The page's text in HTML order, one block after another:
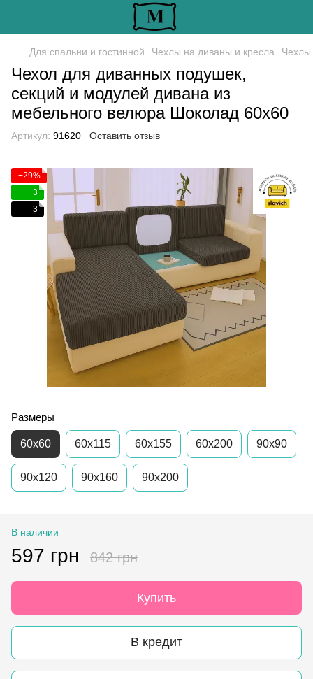
Для спальни и гостинной Чехлы на диваны и кресла Чехлы
Чехол для диванных подушек,
секций и модулей дивана из
мебельного велюра Шоколад 60х60
Артикул: 91620 Оставить отзыв
−29%
3
3
Размеры
60х60 60х115 60х155 60х200 90x90
90х120 90x160 90x200
В наличии
597 грн 842 грн
Купить
В кредит